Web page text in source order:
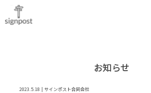
お知らせ
2023.5.18 サインポスト合同会社